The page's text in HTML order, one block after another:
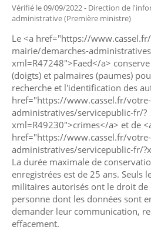
Vérifié le 09/09/2022 - Direction de
administrative (Première ministre)
Le <a href="https://
mairie/demarches-
xml=R47248">Faed</a>
(doigts) et palmaires (paumes)
recherche et l'identification des
href="https://www.cassel.fr/
administratives/servicepublic-fr/?
xml=R49230">crimes</a> et de
href="https://www.cassel.fr/
administratives/servicepublic-fr/
La durée maximale de
enregistrées est de 25 ans. Seuls
militaires autorisés ont le droit de
personne dont les données sont
demander leur communication,
effacement.